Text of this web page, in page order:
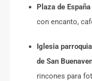
Plaza de
con encanto,
Iglesia
de San
rincones para